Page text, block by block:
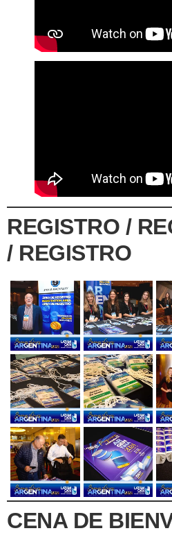
REGISTRO /
/ REGISTRO
CENA DE